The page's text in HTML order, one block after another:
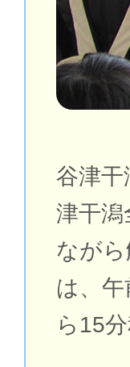
谷津
津干
なが
は、
ら15